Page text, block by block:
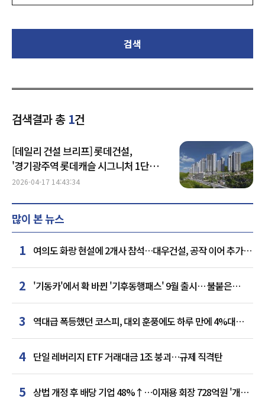
검색
검색결과 총 1건
[데일리 건설 브리프] 롯데건설,
'경기광주역 롯데캐슬 시그니처 1단지'
견본주택 개관 外
2026-04-17 14:43:34
많이 본 뉴스
1 여의도 화랑 현설에 2개사 참석…대우건설, 공작 이어 추가
거점 확보하나
2 '기동카'에서 확 바뀐 '기후동행패스' 9월 출시… 불붙은
카드사 경쟁
3
역대급 폭등했던 코스피, 대외 훈풍에도 하루 만에 4%대
급락
4 단일 레버리지 ETF 거래대금 1조 붕괴…규제 직격탄
5 상법 개정 후 배당 기업 48%↑…이재용 회장 728억원 '개인